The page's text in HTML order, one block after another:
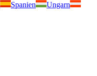
Spanien
Ungarn